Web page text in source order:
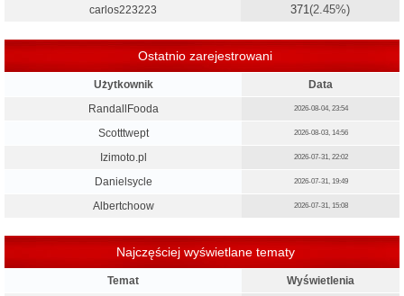
carlos223223 371(2.45%)
Ostatnio zarejestrowani
Użytkownik
Data
RandallFooda
2026-08-04, 23:54
Scotttwept 2026-08-03, 14:56
Izimoto.pl 2026-07-31, 22:02
Danielsycle 2026-07-31, 19:49
Albertchoow 2026-07-31, 15:08
Najczęściej wyświetlane tematy
Temat
Wyświetlenia